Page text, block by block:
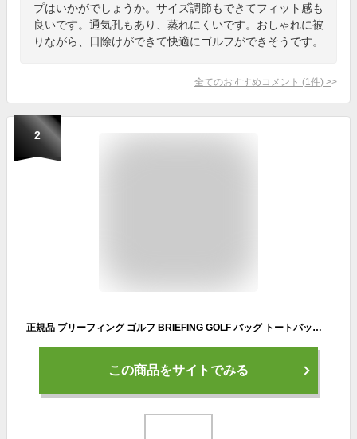
プはいかがでしょうか。サイズ調節もできてフィット感も
良いです。通気孔もあり、蒸れにくいです。おしゃれに被
りながら、日除けができて快適にゴルフができそうです。
全てのおすすめコメント (1 件) >
2
正規品 ブリーフィング ゴルフ BRIEFING GOLF バッグ トートバッグ カートバッグ STANDARD SERIES スタンダード シリーズ TURF CART TOTE TL ターフカートトート メンズ レディース ラウンド 軽量 大容量 撥水 耐水 ブランド ブラック カーキ ネイビー BRG231T37 BRG231T38
この商品をサイトでみる